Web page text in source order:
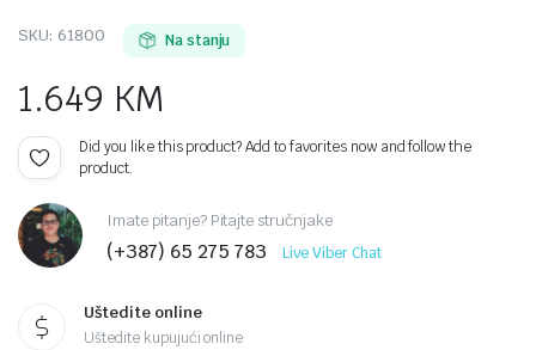
SKU: 61800 Na stanju
1.649 KM
Did you like this product? Add to favorites now and follow the
product.
Imate pitanje? Pitajte stručnjake
(+387) 65 275 783 Live Viber Chat
Uštedite online
Uštedite kupujući online